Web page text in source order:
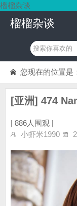
榴榴杂谈
榴榴杂谈
您现在的位置是
[亚洲] 474
| 886人围观 |
小虾米1990